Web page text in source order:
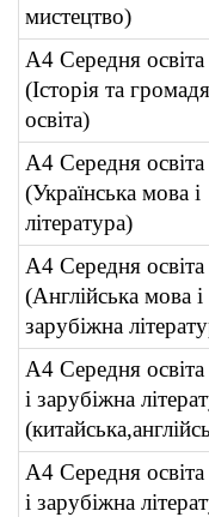
мистецтво)
А4 Середня освіта
(Історія та
освіта)
А4 Середня освіта
(Українська мова і
література)
А4 Середня освіта
(Англійська мова і
зарубіжна
А4 Середня
і зарубіжна
А4 Середня
і зарубіжна